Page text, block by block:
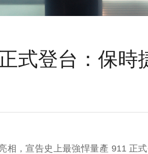
式登台：保時
相，宣告史上最強悍量產 911 正